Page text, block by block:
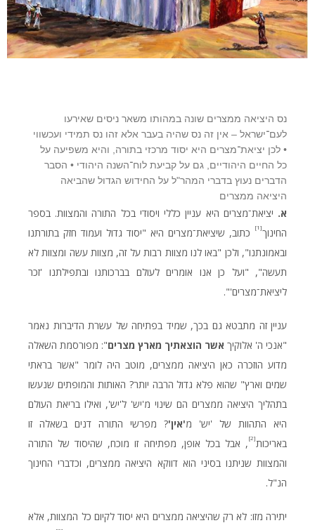
נס היציאה ממצרים שונה במהותו משאר ניסים שאירעו
לעם־ישראל – אין זה נס שהיה בעבר אלא זהו נס תמידי ועכשווי
• לכן יציאת־מצרים היא יסוד מרכזי בתורה, והיא משפיעה על
כל החיים היהודיים, גם על קביעת לוח־השנה היהודי • הסבר
הדברים נעוץ בדברי המהר"ל על החידוש הגדול שהביאה
היציאה ממצרים
א. יציאת־מצרים היא עניין כללי ויסודי בכל התורה והמצוות. בספר
החינוך[1]
כתוב, שיציאת־מצרים היא "יסוד גדול ועמוד חזק בתורתנו
ובאמונתנו", ולכן "באו לנו מצוות רבות על זה, מצוות עשה ומצוות לא
תעשה", "ועל כן אנו אומרים לעולם בברכותנו ובתפילתנו 'זכר
ליציאת־מצרים'".
עניין זה מתבטא גם בכך, שמיד בפתיחה של עשרת הדיברות נאמר
"אנכי ה' אלוקיך אשר הוצאתיך מארץ מצרים": מפורסמת השאלה
מדוע הוזכרה כאן היציאה ממצרים, מוטב היה לומר "אשר בראתי
שמים וארץ" שהוא פלא גדול הרבה יותר? האותות והמופתים שנעשו
בתהליך היציאה ממצרים הם שינוי מ'יש' ל'יש', ואילו בריאת העולם
היא התהוות של 'יש' מ'אין'? מפרשי התורה דנים בשאלה זו
באריכות [2]
, אבל בכל אופן, מפתיחה זו מוכח, שהיסוד של התורה
והמצוות שניתנו בסיני הוא דווקא היציאה ממצרים, וכדברי החינוך
הנ"ל.
יתירה מזו: לא רק שהיציאה ממצרים היא יסוד לקיום כל המצוות, אלא